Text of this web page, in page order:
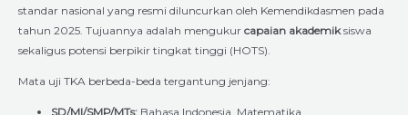
standar nasional yang resmi diluncurkan oleh Kemendikdasmen pada
tahun 2025. Tujuannya adalah mengukur capaian akademiksiswa
sekaligus potensi berpikir tingkat tinggi (HOTS).
Mata uji TKA berbeda-beda tergantung jenjang:
SD/MI/SMP/MTs: Bahasa Indonesia, Matematika.